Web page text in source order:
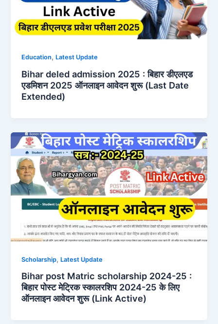
Education, Latest Update
Bihar deled admission 2025 : बिहार डीएलएड
एडमिशन 2025 ऑनलाइन आवेदन शुरू (Last Date
Extended)
Scholarship, Latest Update
Bihar post Matric scholarship 2024-25 :
बिहार पोस्ट मेट्रिक स्कालरशिप 2024-25 के लिए
ऑनलाइन आवेदन शुरू (Link Active)